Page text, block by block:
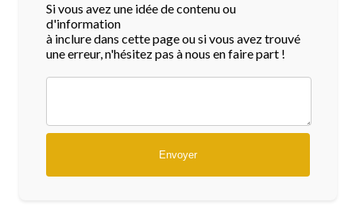
Si vous avez une idée de contenu ou
d'information
à inclure dans cette page ou si vous avez trouvé
une erreur, n'hésitez pas à nous en faire part !